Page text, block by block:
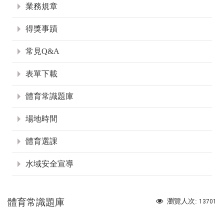
業務規章
得獎事蹟
常見Q&A
表單下載
體育常識題庫
場地時間
體育選課
水域安全宣導
瀏覽人次: 13701
體育常識題庫